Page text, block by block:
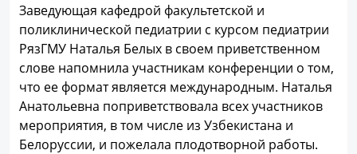
Заведующая кафедрой факультетской и
поликлинической педиатрии с курсом педиатрии
РязГМУ Наталья Белых в своем приветственном
слове напомнила участникам конференции о том,
что ее формат является международным. Наталья
Анатольевна поприветствовала всех участников
мероприятия, в том числе из Узбекистана и
Белоруссии, и пожелала плодотворной работы.